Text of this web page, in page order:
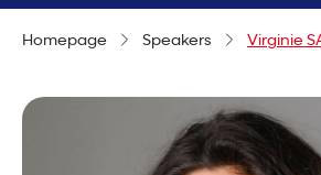
Homepage Speakers Virginie